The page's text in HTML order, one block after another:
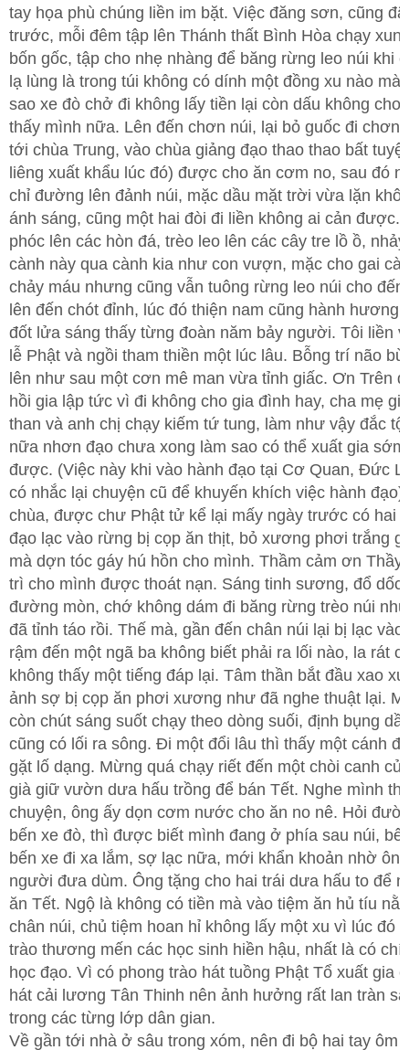
tay họa phù chúng liền im bặt. Việc đăng sơn, cũng
trước, mỗi đêm tập lên Thánh thất Bình Hòa chạy
bốn gốc, tập cho nhẹ nhàng để băng rừng leo núi khi
lạ lùng là trong túi không có dính một đồng xu nào mà
sao xe đò chở đi không lấy tiền lại còn dấu không cho
thấy mình nữa. Lên đến chơn núi, lại bỏ guốc đi chơn
tới chùa Trung, vào chùa giảng đạo thao thao bất
liêng xuất khẩu lúc đó) được cho ăn cơm no, sau đó
chỉ đường lên đảnh núi, mặc dầu mặt trời vừa lặn
ánh sáng, cũng một hai đòi đi liền không ai cản được.
phóc lên các hòn đá, trèo leo lên các cây tre lồ ồ,
cành này qua cành kia như con vượn, mặc cho gai
chảy máu nhưng cũng vẫn tuông rừng leo núi cho
lên đến chót đỉnh, lúc đó thiện nam cũng hành hương
đốt lửa sáng thấy từng đoàn năm bảy người. Tôi liền
lễ Phật và ngồi tham thiền một lúc lâu. Bỗng trí não
lên như sau một cơn mê man vừa tỉnh giấc. Ơn Trên
hồi gia lập tức vì đi không cho gia đình hay, cha mẹ
than và anh chị chạy kiếm tứ tung, làm như vậy đắc
nữa nhơn đạo chưa xong làm sao có thể xuất gia
được. (Việc này khi vào hành đạo tại Cơ Quan, Đức
có nhắc lại chuyện cũ để khuyến khích việc hành
chùa, được chư Phật tử kể lại mấy ngày trước có hai
đạo lạc vào rừng bị cọp ăn thịt, bỏ xương phơi trắng
mà dợn tóc gáy hú hồn cho mình. Thầm cảm ơn Thầy
trì cho mình được thoát nạn. Sáng tinh sương, đổ dốc
đường mòn, chớ không dám đi băng rừng trèo núi
đã tỉnh táo rồi. Thế mà, gần đến chân núi lại bị lạc
rậm đến một ngã ba không biết phải ra lối nào, la rát
không thấy một tiếng đáp lại. Tâm thần bắt đầu xao
ảnh sợ bị cọp ăn phơi xương như đã nghe thuật lại.
còn chút sáng suốt chạy theo dòng suối, định bụng
cũng có lối ra sông. Đi một đổi lâu thì thấy một cánh
gặt lố dạng. Mừng quá chạy riết đến một chòi canh
già giữ vườn dưa hấu trồng để bán Tết. Nghe mình
chuyện, ông ấy dọn cơm nước cho ăn no nê. Hỏi
bến xe đò, thì được biết mình đang ở phía sau núi,
bến xe đi xa lắm, sợ lạc nữa, mới khẩn khoản nhờ
người đưa dùm. Ông tặng cho hai trái dưa hấu to để
ăn Tết. Ngộ là không có tiền mà vào tiệm ăn hủ tíu
chân núi, chủ tiệm hoan hỉ không lấy một xu vì lúc đó
trào thương mến các học sinh hiền hậu, nhất là có chí
học đạo. Vì có phong trào hát tuồng Phật Tổ xuất gia
hát cải lương Tân Thinh nên ảnh hưởng rất lan tràn
trong các từng lớp dân gian.
Về gần tới nhà ở sâu trong xóm, nên đi bộ hai tay ôm